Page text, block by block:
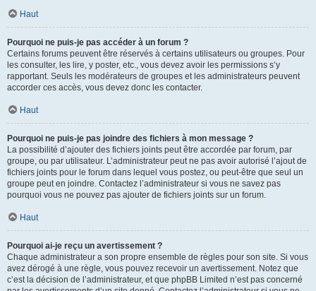
Haut
Pourquoi ne puis-je pas accéder à un forum ?
Certains forums peuvent être réservés à certains utilisateurs ou groupes. Pour
les consulter, les lire, y poster, etc., vous devez avoir les permissions s’y
rapportant. Seuls les modérateurs de groupes et les administrateurs peuvent
accorder ces accès, vous devez donc les contacter.
Haut
Pourquoi ne puis-je pas joindre des fichiers à mon message ?
La possibilité d’ajouter des fichiers joints peut être accordée par forum, par
groupe, ou par utilisateur. L’administrateur peut ne pas avoir autorisé l’ajout de
fichiers joints pour le forum dans lequel vous postez, ou peut-être que seul un
groupe peut en joindre. Contactez l’administrateur si vous ne savez pas
pourquoi vous ne pouvez pas ajouter de fichiers joints sur un forum.
Haut
Pourquoi ai-je reçu un avertissement ?
Chaque administrateur a son propre ensemble de règles pour son site. Si vous
avez dérogé à une règle, vous pouvez recevoir un avertissement. Notez que
c’est la décision de l’administrateur, et que phpBB Limited n’est pas concerné